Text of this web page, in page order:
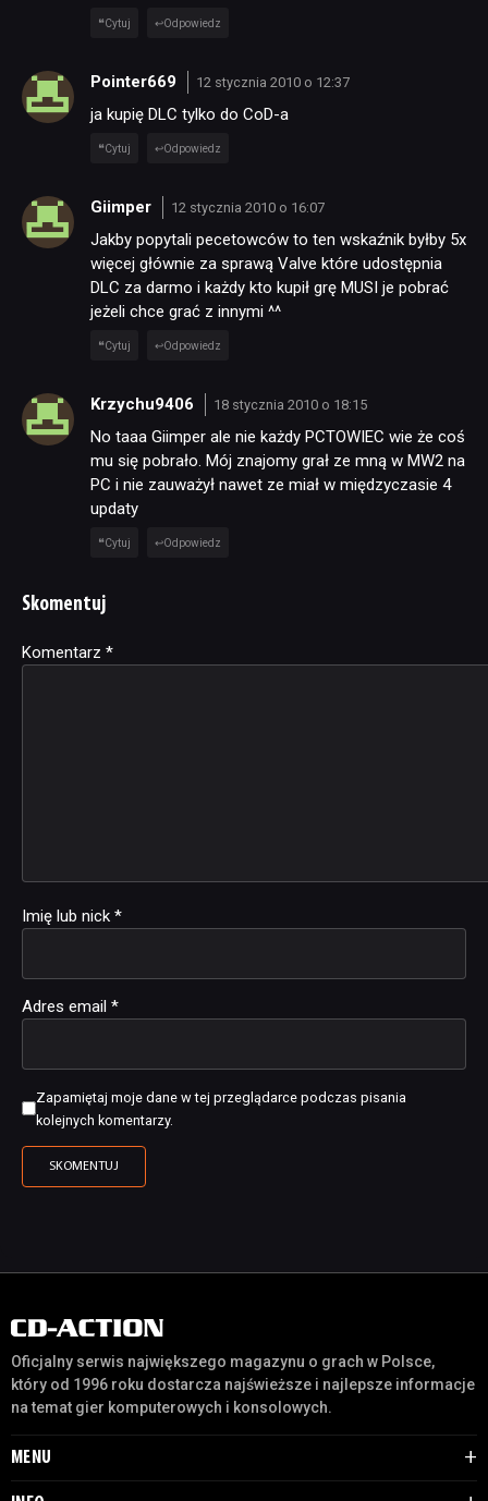
Cytuj Odpowiedz
Pointer669 12 stycznia 2010 o 12:37
ja kupię DLC tylko do CoD-a
Cytuj Odpowiedz
Giimper 12 stycznia 2010 o 16:07
Jakby popytali pecetowców to ten wskaźnik byłby 5x
więcej głównie za sprawą Valve które udostępnia
DLC za darmo i każdy kto kupił grę MUSI je pobrać
jeżeli chce grać z innymi ^^
Cytuj Odpowiedz
Krzychu9406 18 stycznia 2010 o 18:15
No taaa Giimper ale nie każdy PCTOWIEC wie że coś
mu się pobrało. Mój znajomy grał ze mną w MW2 na
PC i nie zauważył nawet ze miał w międzyczasie 4
updaty
Cytuj Odpowiedz
Skomentuj
Komentarz *
Imię lub nick *
Adres email *
Zapamiętaj moje dane w tej przeglądarce podczas pisania
kolejnych komentarzy.
Alternative:
Oficjalny serwis największego magazynu o grach w Polsce,
który od 1996 roku dostarcza najświeższe i najlepsze informacje
na temat gier komputerowych i konsolowych.
MENU